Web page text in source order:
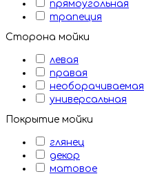
прямоугольная
трапеция
Сторона мойки
левая
правая
необорачиваемая
универсальная
Покрытие мойки
глянец
декор
матовое